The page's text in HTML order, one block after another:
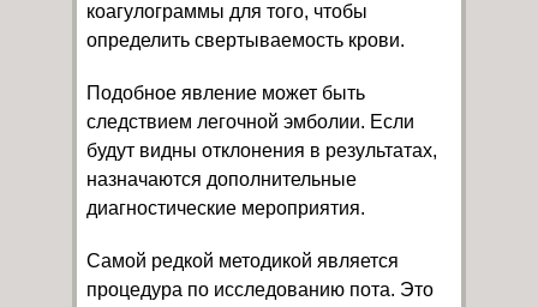
коагулограммы для того, чтобы
определить свертываемость крови.
Подобное явление может быть
следствием легочной эмболии. Если
будут видны отклонения в результатах,
назначаются дополнительные
диагностические мероприятия.
Самой редкой методикой является
процедура по исследованию пота. Это